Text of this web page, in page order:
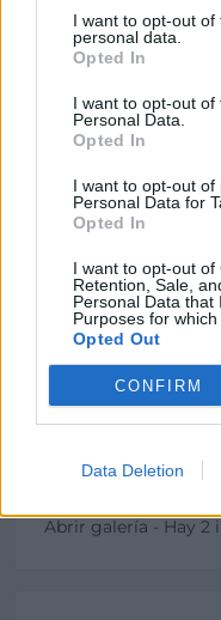
I want to opt-out
personal data.
Opted In
I want to opt-out of
Personal Data.
Opted In
I want to opt-out of
Personal Data for
Opted In
I want to opt-out of
Retention, Sale,
Personal Data that
Purposes for which
Opted Out
CONFIRM
Data Deletion
Abrir galería - Hay 2